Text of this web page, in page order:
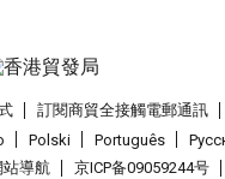
訂閱商貿全接觸電郵通訊
Polski Português
站導航 京ICP备09059244号